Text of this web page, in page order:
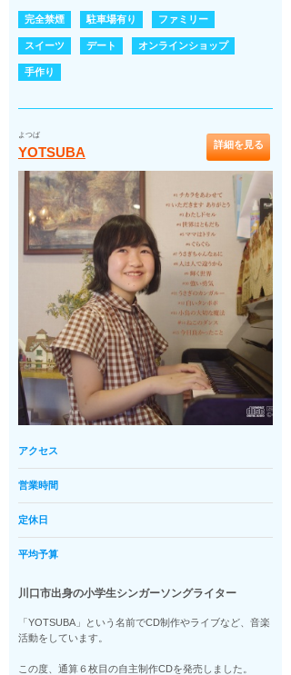
完全禁煙 駐車場有り ファミリー
スイーツ デート オンラインショップ
手作り
よつば
YOTSUBA 詳細を見る
アクセス
営業時間
定休日
平均予算
川口市出身の小学生シンガーソングライター
「YOTSUBA」という名前でCD制作やライブなど、音楽
活動をしています。
この度、通算６枚目の自主制作CDを発売しました。